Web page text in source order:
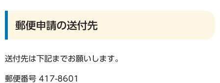
郵便申請の送付先
送付先は下記までお願いします。
郵便番号 417-8601